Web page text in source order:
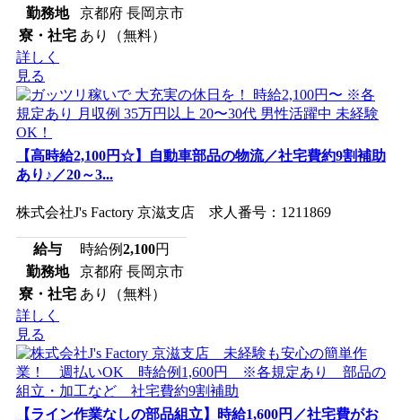
勤務地
京都府 長岡京市
寮・社宅 あり（無料）
詳しく
見る
【高時給2,100円☆】自動車部品の物流／社宅費約9割補助
あり♪／20～3...
株式会社J's Factory 京滋支店 求人番号：1211869
給与 時給例2,100円
勤務地
京都府 長岡京市
寮・社宅 あり（無料）
詳しく
見る
【ライン作業なしの部品組立】時給1,600円／社宅費がお